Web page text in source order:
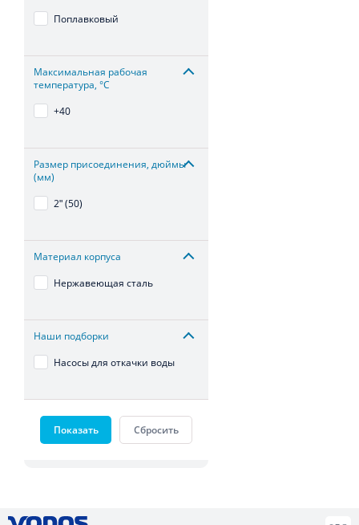
Поплавковый
Максимальная рабочая
температура, °С
+40
Размер присоединения, дюймы
(мм)
2ʺ (50)
Материал корпуса
Нержавеющая сталь
Наши подборки
Насосы для откачки воды
Показать Сбросить